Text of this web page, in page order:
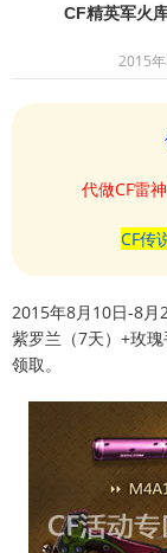
CF精英军火
2015
代做CF雷
CF传
2015年8月10日-8月
紫罗兰（7天）+玫
领取。